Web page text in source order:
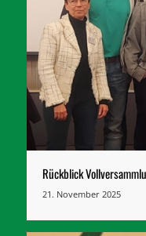
Rückblick
21. November 2025